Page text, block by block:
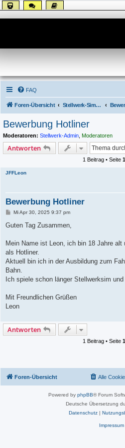
FAQ
Foren-Übersicht Stellwerk-Sim allgemein
Bewerbung Hotliner
Moderatoren: Stellwerk-Admin Moderatoren
Antworten
1 Beitrag • Seite 1
JFFLeon
Bewerbung Hotliner
B
i
a
Mi Apr 30, 2025 9:37 pm
Guten Tag Zusammen,
Mein Name ist Leon, ich bin 18 Jahre alt
als Hotliner.
Aktuell bin ich in der Ausbildung zum
Bahn.
Ich spiele schon länger Stellwerksim
Mit Freundlichen Grüßen
Leon
Antworten
1 Beitrag • Seite 1
Foren-Übersicht Alle
Powered by phpBB® Forum
Deutsche Übersetzung
Datenschutz|
Impressum